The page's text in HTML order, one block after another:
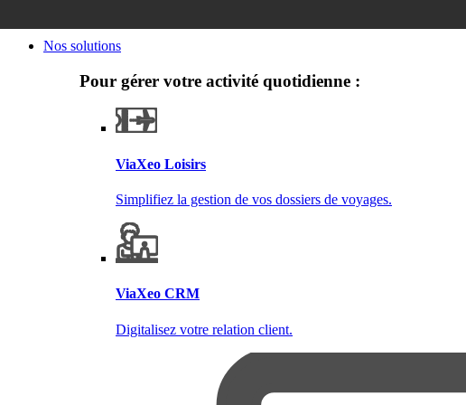
Nos solutions
Pour gérer votre activité quotidienne :
ViaXeo Loisirs
Simplifiez la gestion de vos dossiers de voyages.
ViaXeo CRM
Digitalisez votre relation client.